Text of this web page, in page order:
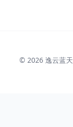
© 2026 逸云蓝天